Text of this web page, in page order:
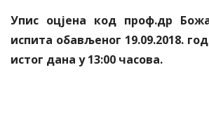
Упис оцјена код проф.др
испита обављеног 19.09.2018.
истог дана у 13:00 часова.